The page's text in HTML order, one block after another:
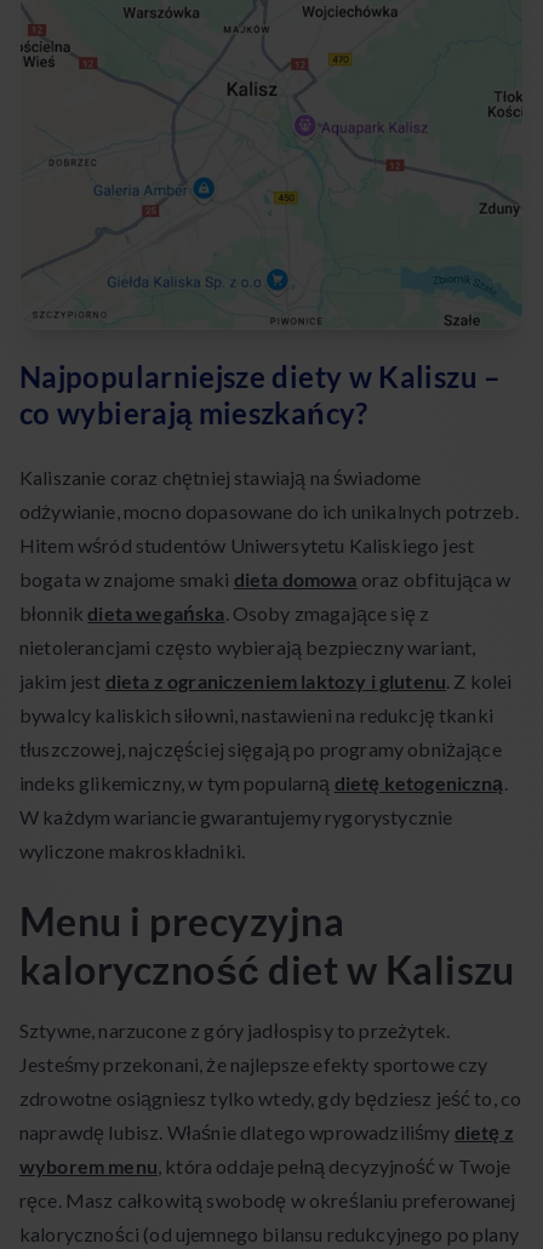
Najpopularniejsze diety w Kaliszu –
co wybierają mieszkańcy?
Kaliszanie coraz chętniej stawiają na świadome
odżywianie, mocno dopasowane do ich unikalnych potrzeb.
Hitem wśród studentów Uniwersytetu Kaliskiego jest
bogata w znajome smaki dieta domowa oraz obfitująca w
błonnik dieta wegańska. Osoby zmagające się z
nietolerancjami często wybierają bezpieczny wariant,
jakim jest dieta z ograniczeniem laktozy i glutenu. Z kolei
bywalcy kaliskich siłowni, nastawieni na redukcję tkanki
tłuszczowej, najczęściej sięgają po programy obniżające
indeks glikemiczny, w tym popularną dietę ketogeniczną.
W każdym wariancie gwarantujemy rygorystycznie
wyliczone makroskładniki.
Menu i precyzyjna
kaloryczność diet w Kaliszu
Sztywne, narzucone z góry jadłospisy to przeżytek.
Jesteśmy przekonani, że najlepsze efekty sportowe czy
zdrowotne osiągniesz tylko wtedy, gdy będziesz jeść to, co
naprawdę lubisz. Właśnie dlatego wprowadziliśmy dietę z
wyborem menu, która oddaje pełną decyzyjność w Twoje
ręce. Masz całkowitą swobodę w określaniu preferowanej
kaloryczności (od ujemnego bilansu redukcyjnego po plany